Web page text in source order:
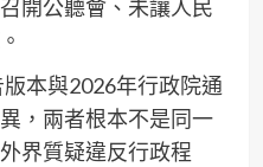
開公聽會、未讓人民
本與2026年行政院通
，兩者根本不是同一
界質疑違反行政程